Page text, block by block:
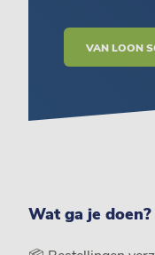
VAN LOON
Wat ga je doen?